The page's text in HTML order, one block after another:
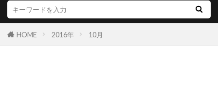
HOME 2016年 10月